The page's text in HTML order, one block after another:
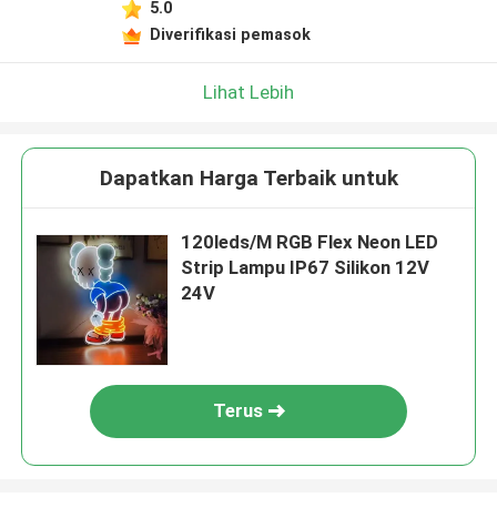
5.0
Diverifikasi pemasok
Lihat Lebih
Dapatkan Harga Terbaik untuk
120leds/M RGB Flex Neon LED
Strip Lampu IP67 Silikon 12V
24V
Terus